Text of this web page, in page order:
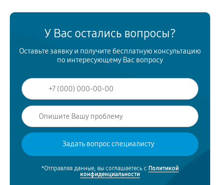
У Вас остались вопросы?
Оставьте заявку и получите бесплатную консультацию
по интересующему Вас вопросу
*Отправляя данные, вы соглашаетесь с Политикой
конфиденциальности